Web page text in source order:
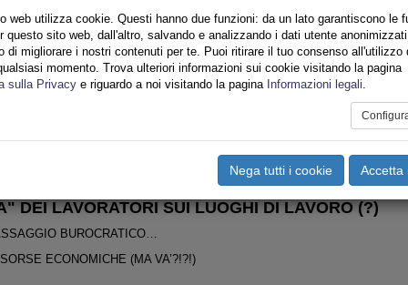
SINDACALE DI BASE SETTORE VIGILI DEL
Privato Territori Sociale Speciali Multimedia
, Salute VVF Piemonte
DEI LAVORATORI SUI LUOGHI DI LAVORO (?)
BUROCRATICO…
ECONOMICHE (MA VA’?!?!)
web utilizza cookie. Questi hanno due funzioni: da un lato garantiscono le
questo sito web, dall'altro, salvando e analizzando i dati utente
di migliorare i nostri contenuti per te. Puoi ritirare il tuo consenso all'utilizzo
momento. Trova ulteriori informazioni sui cookie visitando la pagina
sulla Privacy e riguardo a noi visitando la pagina Informazioni legali.
Nega tutti i cookie Accetta